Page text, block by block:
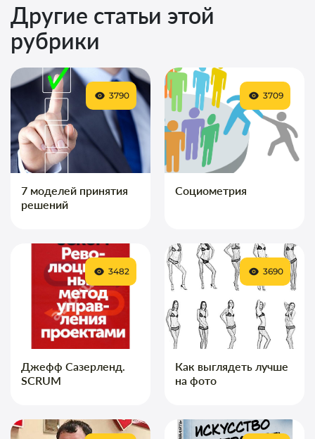
Другие статьи этой
рубрики
7 моделей принятия
решений
3790
Социометрия
3709
Джефф Сазерленд.
SCRUM
3482
Как выглядеть лучше
на фото
3690